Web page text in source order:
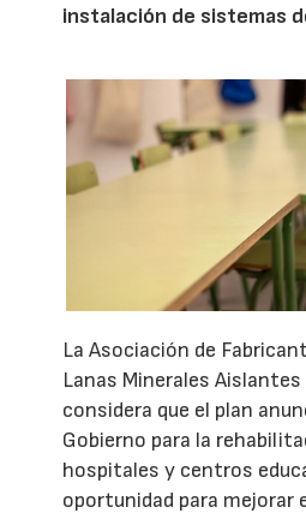
instalación de sistemas
La Asociación de
Lanas Minerales Aislantes
considera que el plan
Gobierno para la
hospitales y centros
oportunidad para mejorar